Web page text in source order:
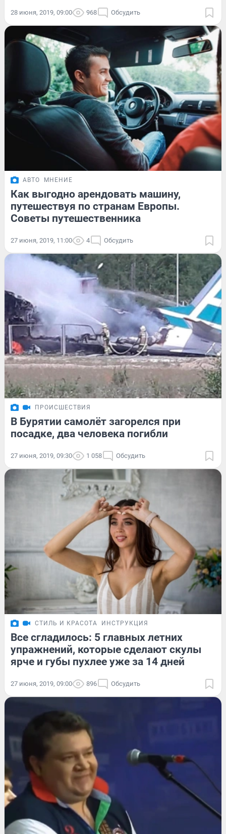
28 июня, 2019, 09:00 968 Обсудить
АВТО МНЕНИЕ
Как выгодно арендовать машину,
путешествуя по странам Европы.
Советы путешественника
27 июня, 2019, 11:00 4 Обсудить
ПРОИСШЕСТВИЯ
В Бурятии самолёт загорелся при
посадке, два человека погибли
27 июня, 2019, 09:30 1 058 Обсудить
СТИЛЬ И КРАСОТА ИНСТРУКЦИЯ
Все сгладилось: 5 главных летних
упражнений, которые сделают скулы
ярче и губы пухлее уже за 14 дней
27 июня, 2019, 09:00 896 Обсудить